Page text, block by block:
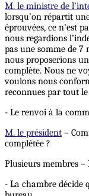
M. le ministre de
lorsqu’on répartit
éprouvées, ce n’est
nous regardions
pas une somme de
nous proposerions
complète. Nous ne
voulons nous
reconnues par tout
- Le renvoi à la
M. le président –
complétée ?
Plusieurs membres –
- La chambre décide